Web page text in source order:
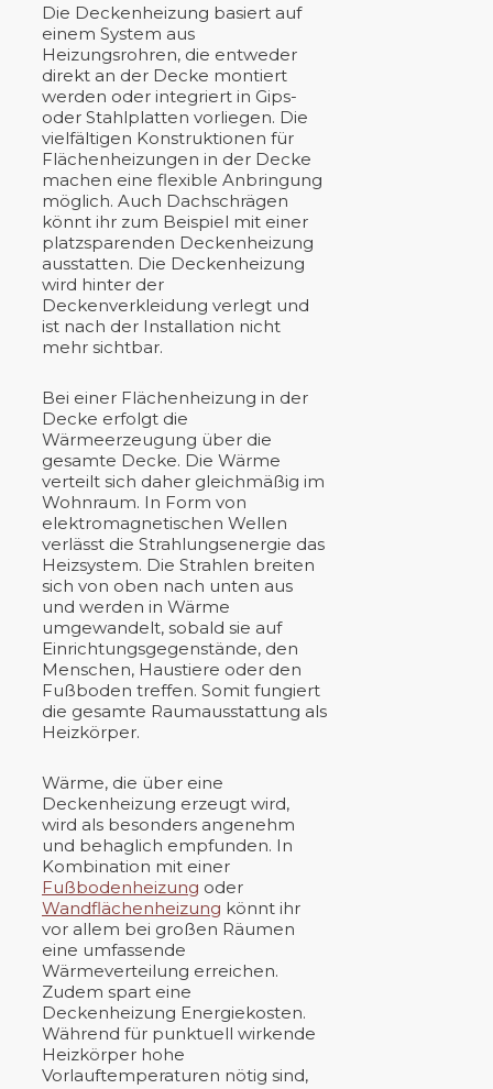
Die Deckenheizung basiert auf
einem System aus
Heizungsrohren, die entweder
direkt an der Decke montiert
werden oder integriert in Gips-
oder Stahlplatten vorliegen. Die
vielfältigen Konstruktionen für
Flächenheizungen in der Decke
machen eine flexible Anbringung
möglich. Auch Dachschrägen
könnt ihr zum Beispiel mit einer
platzsparenden Deckenheizung
ausstatten. Die Deckenheizung
wird hinter der
Deckenverkleidung verlegt und
ist nach der Installation nicht
mehr sichtbar.
Bei einer Flächenheizung in der
Decke erfolgt die
Wärmeerzeugung über die
gesamte Decke. Die Wärme
verteilt sich daher gleichmäßig im
Wohnraum. In Form von
elektromagnetischen Wellen
verlässt die Strahlungsenergie das
Heizsystem. Die Strahlen breiten
sich von oben nach unten aus
und werden in Wärme
umgewandelt, sobald sie auf
Einrichtungsgegenstände, den
Menschen, Haustiere oder den
Fußboden treffen. Somit fungiert
die gesamte Raumausstattung als
Heizkörper.
Wärme, die über eine
Deckenheizung erzeugt wird,
wird als besonders angenehm
und behaglich empfunden. In
Kombination mit einer
Fußbodenheizung oder
Wandflächenheizung könnt ihr
vor allem bei großen Räumen
eine umfassende
Wärmeverteilung erreichen.
Zudem spart eine
Deckenheizung Energiekosten.
Während für punktuell wirkende
Heizkörper hohe
Vorlauftemperaturen nötig sind,